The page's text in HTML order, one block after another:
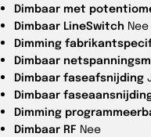
Dimbaar met
Dimbaar LineSwitch Nee
Dimming
Dimbaar
Dimbaar faseafsnijding
Dimbaar
Dimming
Dimbaar RF Nee